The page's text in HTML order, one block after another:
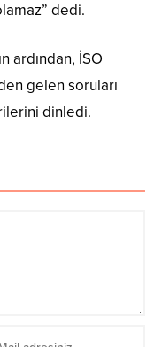
dedi.
ardından, İSO
gelen soruları
dinledi.